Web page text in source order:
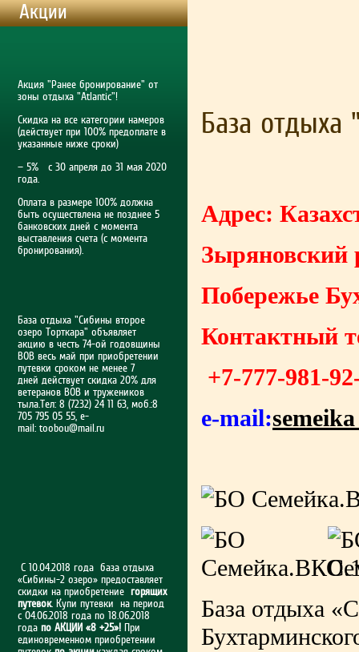
Акции
Акция "Ранее бронирование" от
зоны отдыха "Atlantic"!
Скидка на все категории намеров
(действует при 100% предоплате в
указанные ниже сроки)
— 5% с 30 апреля до 31 мая 2020
года.
Оплата в размере 100% должна
быть осуществлена не позднее 5
банковских дней с момента
выставления счета (с момента
бронирования).
База отдыха "Сибины второе
озеро Торткара" объявляет
акцию в честь 74-ой годовщины
ВОВ весь май при приобретении
путевки сроком не менее 7
дней действует скидка 20% для
ветеранов ВОВ и тружеников
тыла.Тел: 8 (7232) 24 11 63, моб.:8
705 795 05 55, e-
mail: toobou@mail.ru
С 10.04.2018 года база отдыха
«Сибины-2 озеро» предоставляет
скидки на приобретение горящих
путевок. Купи путевки на период
с 04.06.2018 года по 18.06.2018
года по АКЦИИ «8 +25»! При
единовременном приобретении
База отдыха
Адрес:
Зыряновский
Побережье
Контактный
+7-777-981-
e-mail:
База отдыха